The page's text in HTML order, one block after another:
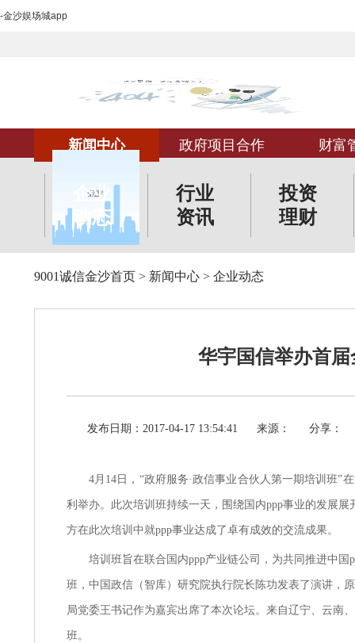
-金沙娱场城app
新闻中心 政府项目合作 财富
企业
动态
行业
资讯
投资
理财
9001诚信金沙首页 > 新闻中心 > 企业动态
华宇国信举办首
发布日期：2017-04-17 13:54:41 来源： 分享：
4月14日，“政府服务·政信事业合伙人第一期培训班”
利举办。此次培训班持续一天，围绕国内ppp事业的发展
方在此次培训中就ppp事业达成了卓有成效的交流成果。
培训班旨在联合国内ppp产业链公司，为共同推进中
班，中国政信（智库）研究院执行院长陈功发表了演讲，
局党委王书记作为嘉宾出席了本次论坛。来自辽宁、云南
班。